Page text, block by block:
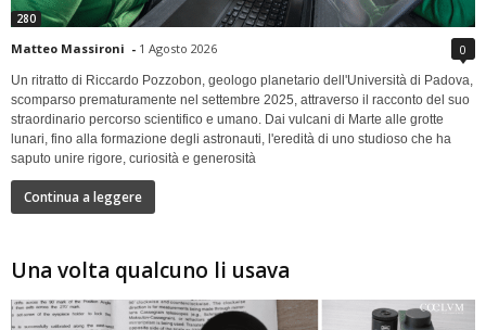
280
Matteo Massironi - 1 Agosto 2026 0
Un ritratto di Riccardo Pozzobon, geologo planetario dell'Università di Padova,
scomparso prematuramente nel settembre 2025, attraverso il racconto del suo
straordinario percorso scientifico e umano. Dai vulcani di Marte alle grotte
lunari, fino alla formazione degli astronauti, l'eredità di uno studioso che ha
saputo unire rigore, curiosità e generosità
Continua a leggere
Una volta qualcuno li usava